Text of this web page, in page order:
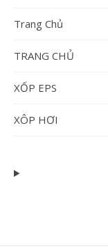
Trang Chủ
TRANG CHỦ
XỐP EPS
XÔP HƠI